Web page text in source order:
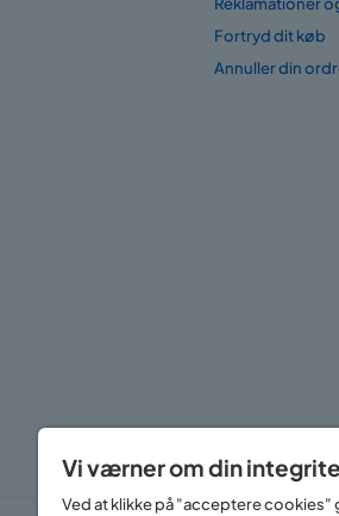
Fortryd dit køb
Annuller din
Vi værner om din
Ved at klikke på "acceptere cookies"